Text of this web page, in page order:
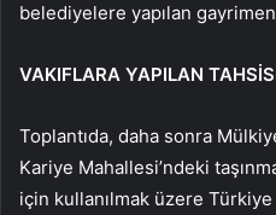
belediyelere yapılan
VAKIFLARA YAPILAN
Toplantıda, daha sonra
Kariye Mahallesi’ndeki
için kullanılmak üzere Türkiye